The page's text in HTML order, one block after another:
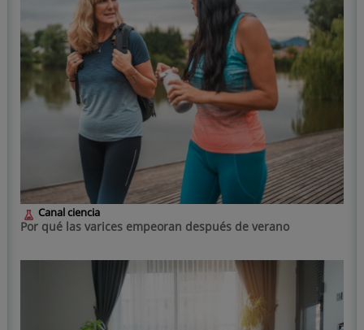
Canal ciencia
Por qué las varices empeoran después de verano